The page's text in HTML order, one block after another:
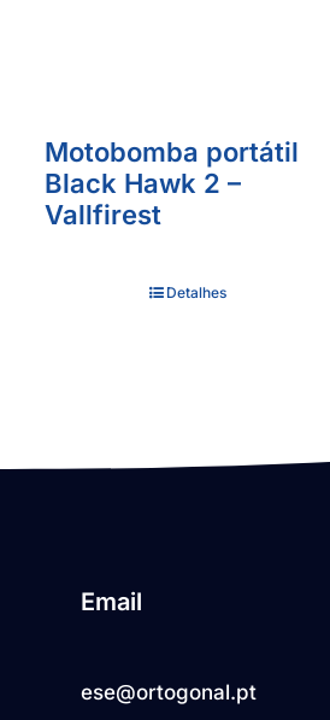
Motobomba portátil
Black Hawk 2 –
Vallfirest
Detalhes
Email
ese@ortogonal.pt